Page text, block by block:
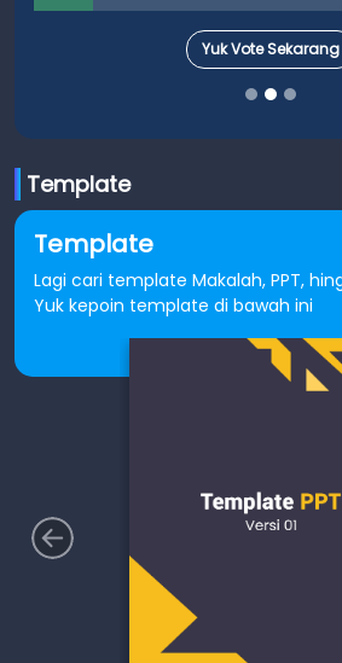
Yuk Vote Sekarang
Template
Template
Lagi cari template Makalah, PPT,
Yuk kepoin template di bawah ini